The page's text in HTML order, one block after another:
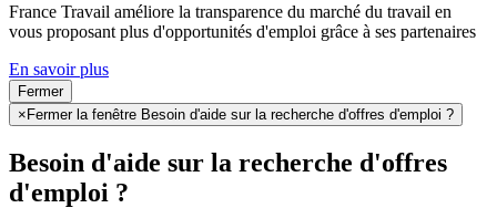
France Travail améliore la transparence du marché du travail en
vous proposant plus d'opportunités d'emploi grâce à ses partenaires
En savoir plus
Fermer
×Fermer la fenêtre Besoin d'aide sur la recherche d'offres d'emploi ?
Besoin d'aide sur la recherche d'offres
d'emploi ?